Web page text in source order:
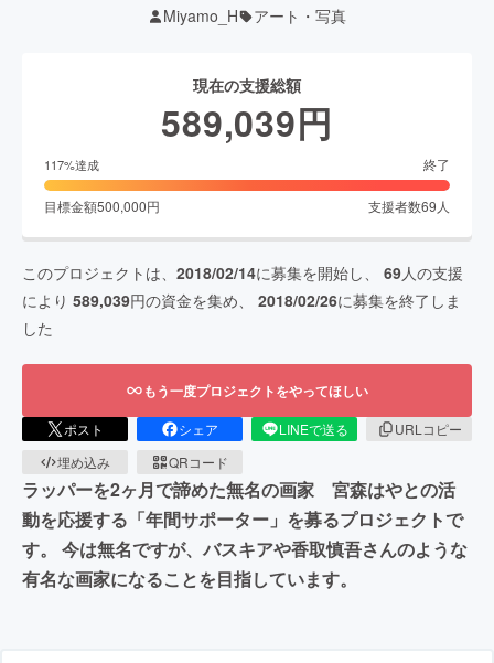
Miyamo_H アート・写真
現在の支援総額
589,039円
117%達成 終了
目標金額500,000円 支援者数69 人
このプロジェクトは、 2018/02/14に募集を開始し、 69人の支援
により 589,039円の資金を集め、 2018/02/26に募集を終了しま
した
もう一度プロジェクトをやってほしい
ポスト シェア LINEで送る
URLコピー
埋め込み
QRコード
ラッパーを2ヶ月で諦めた無名の画家 宮森はやとの活
動を応援する「年間サポーター」を募るプロジェクトで
す。 今は無名ですが、バスキアや香取慎吾さんのような
有名な画家になることを目指しています。